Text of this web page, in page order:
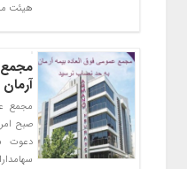
هیئت
مجمع
مجمع
صبح
دعوت